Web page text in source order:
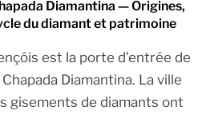
Diamantina — Origines,
du diamant et patrimoine
est la porte d’entrée de
Chapada Diamantina. La ville
gisements de diamants ont